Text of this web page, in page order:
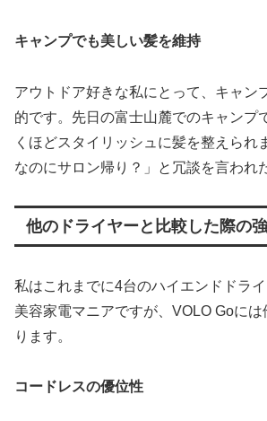
キャンプでも美しい髪を維持
アウトドア好きな私にとって、キャン
的です。先日の富士山麓でのキャンプ
くほどスタイリッシュに髪を整えられ
なのにサロン帰り？」と冗談を言われ
他のドライヤーと比較した際の
私はこれまでに4台のハイエンドドラ
美容家電マニアですが、VOLO Goに
ります。
コードレスの優位性